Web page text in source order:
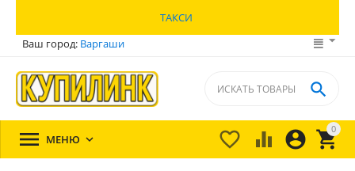
ТАКСИ
Ваш город: Варгаши
0


 

 МЕНЮ 